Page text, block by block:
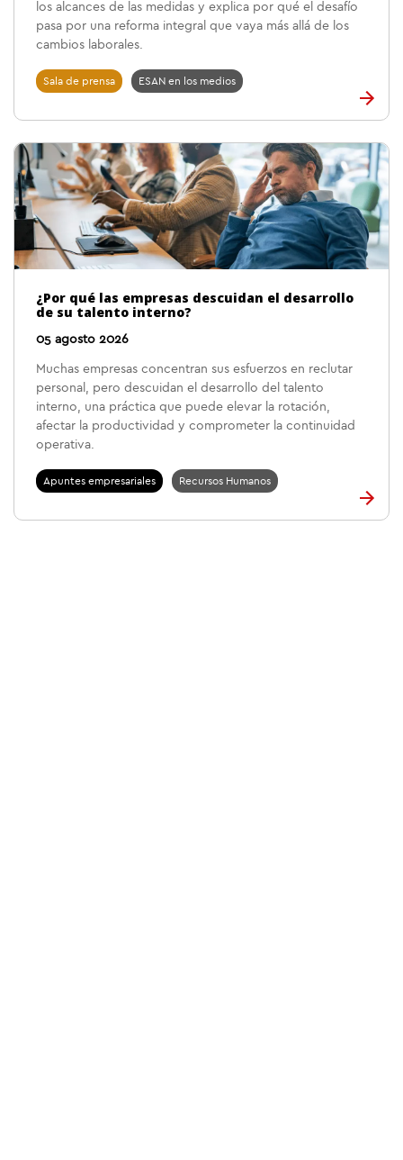
los alcances de las medidas y explica por qué el desafío
pasa por una reforma integral que vaya más allá de los
cambios laborales.
Sala de prensa ESAN en los medios
¿Por qué las empresas descuidan el desarrollo
de su talento interno?
05 agosto 2026
Muchas empresas concentran sus esfuerzos en reclutar
personal, pero descuidan el desarrollo del talento
interno, una práctica que puede elevar la rotación,
afectar la productividad y comprometer la continuidad
operativa.
Apuntes empresariales Recursos Humanos